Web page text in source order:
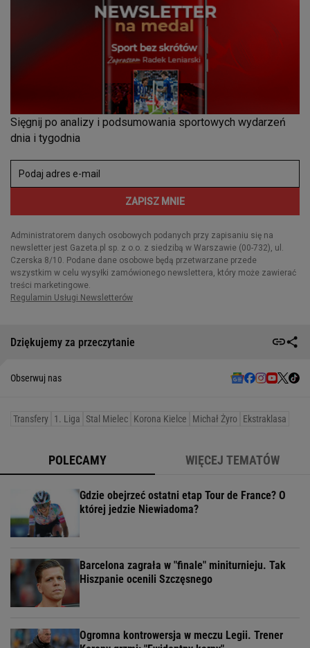
Dziękujemy za przeczytanie
Obserwuj nas
Transfery 1. Liga Stal Mielec Korona Kielce Michał Żyro Ekstraklasa
POLECAMY WIĘCEJ TEMATÓW
Gdzie obejrzeć ostatni etap Tour de France? O
której jedzie Niewiadoma?
Barcelona zagrała w "finale" miniturnieju. Tak
Hiszpanie ocenili Szczęsnego
Ogromna kontrowersja w meczu Legii. Trener